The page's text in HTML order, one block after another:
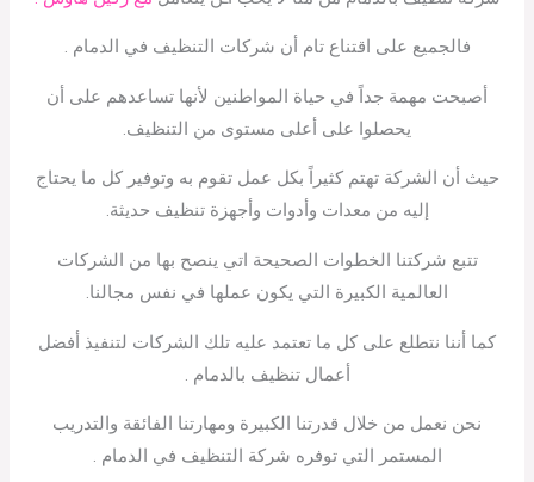
فالجميع على اقتناع تام أن شركات التنظيف في الدمام .
أصبحت مهمة جداً في حياة المواطنين لأنها تساعدهم على أن
يحصلوا على أعلى مستوى من التنظيف.
حيث أن الشركة تهتم كثيراً بكل عمل تقوم به وتوفير كل ما يحتاج
إليه من معدات وأدوات وأجهزة تنظيف حديثة.
تتبع شركتنا الخطوات الصحيحة اتي ينصح بها من الشركات
العالمية الكبيرة التي يكون عملها في نفس مجالنا.
كما أننا نتطلع على كل ما تعتمد عليه تلك الشركات لتنفيذ أفضل
أعمال تنظيف بالدمام .
نحن نعمل من خلال قدرتنا الكبيرة ومهارتنا الفائقة والتدريب
المستمر التي توفره شركة التنظيف في الدمام .